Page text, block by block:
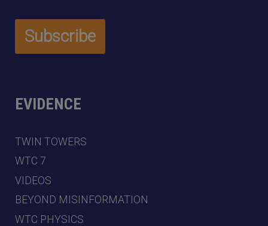
EVIDENCE
TWIN TOWERS
WTC 7
VIDEOS
BEYOND MISINFORMATION
WTC PHYSICS